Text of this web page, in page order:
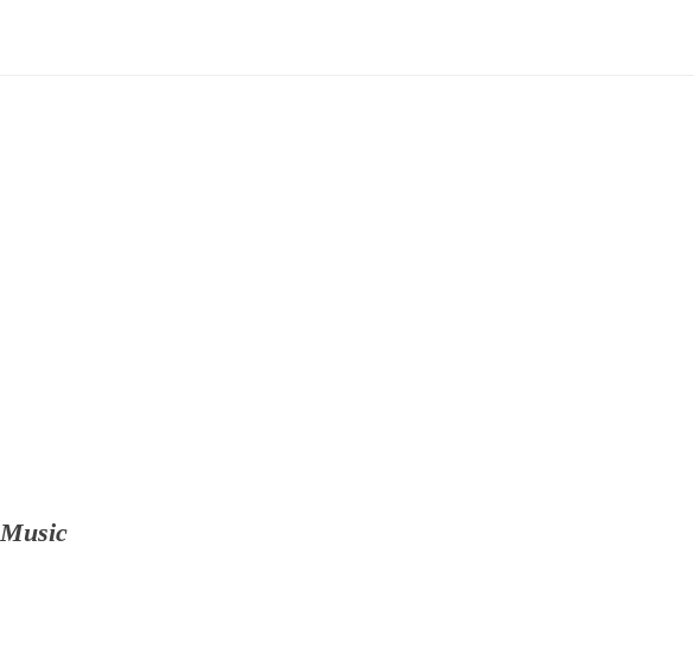
Music